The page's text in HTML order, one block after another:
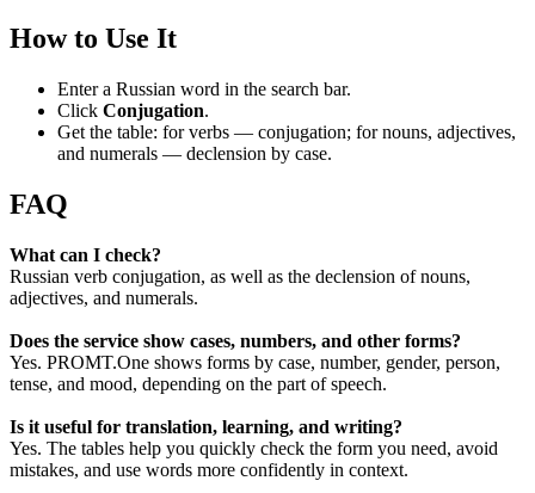
How to Use It
Enter a Russian word in the search bar.
Click Conjugation.
Get the table: for verbs — conjugation; for nouns, adjectives,
and numerals — declension by case.
FAQ
What can I check?
Russian verb conjugation, as well as the declension of nouns,
adjectives, and numerals.
Does the service show cases, numbers, and other forms?
Yes. PROMT.One shows forms by case, number, gender, person,
tense, and mood, depending on the part of speech.
Is it useful for translation, learning, and writing?
Yes. The tables help you quickly check the form you need, avoid
mistakes, and use words more confidently in context.